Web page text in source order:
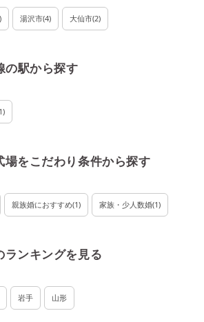
) 湯沢市(4) 大仙市(2)
の駅から探す
1)
場をこだわり条件から探す
親族婚におすすめ(1) 家族・少人数婚(1)
ランキングを見る
岩手 山形